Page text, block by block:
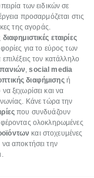
των ειδικών σε
προσαρμόζεται στις
της αγοράς.
διαφημιστικές εταιρίες
για το εύρος των
τον κατάλληλο
,social media
διαφήμισηςή
ξεχωρίσει και να
Κάνε τώρα την
που συνδυάζουν
ολοκληρωμένες
και στοχευμένες
αποκτήσει την